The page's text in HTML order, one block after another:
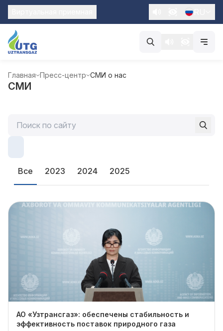
Главная Пресс-центр СМИ о нас
СМИ
Все 2023 2024 2025
АО «Узтрансгаз»: обеспечены стабильность и
эффективность поставок природного газа